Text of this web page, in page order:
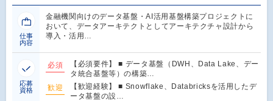
仕事
内容
金融機関向けのデータ基盤・AI活用基盤構築プロジェクトに
おいて、データアーキテクトとしてアーキテクチャ設計から
導入・活用…
応募
資格
必須
【必須要件】 ■ データ基盤（DWH、Data Lake、デー
タ統合基盤等）の構築…
歓迎
【歓迎経験】 ■ Snowflake、Databricksを活用したデ
ータ基盤の設…